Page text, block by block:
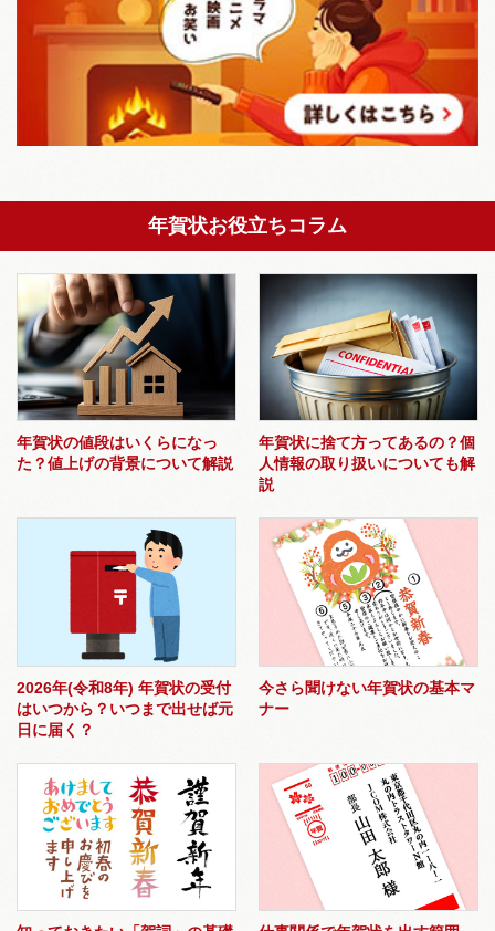
年賀状お役立ちコラム
年賀状の値段はいくらになっ
た？値上げの背景について解説
年賀状に捨て方ってあるの？個
人情報の取り扱いについても解
説
2026年(令和8年) 年賀状の受付
はいつから？いつまで出せば元
日に届く？
今さら聞けない年賀状の基本マ
ナー